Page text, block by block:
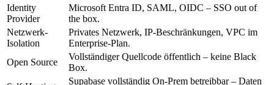
Identity
Provider
Microsoft Entra ID, SAML, OIDC – SSO out of
the box.
Netzwerk-
Isolation
Privates Netzwerk, IP-Beschränkungen, VPC im
Enterprise-Plan.
Open Source
Vollständiger Quellcode öffentlich – keine Black
Box.
Supabase vollständig On-Prem betreibbar – Daten